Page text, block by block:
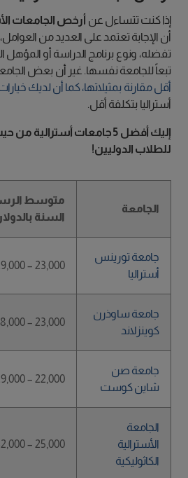
إذا كنت تتساءل عن أرخص الجامعات
أن الإجابة تعتمد على العديد من
تفضله، ونوع برنامج الدراسة أو
تبعاً للجامعة نفسها. غير أن بعض
أقل مقارنة بمثيلاتها، كما أن لديك
أستراليا بتكلفة أقل.
إليك أفضل 5 جامعات أسترالية
للطلاب الدوليين!
الجامعة
متوسط
السنة
جامعة تورينس
أستراليا
23,000 – 29,000 دولار
جامعة ساوذرن
كوينزلاند
23,000 – 28,000 دولار
جامعة صن
شاين كوست
22,000 – 29,000 دولار
الجامعة
الأسترالية
الكاثوليكية
25,000 – 32,000 دولار